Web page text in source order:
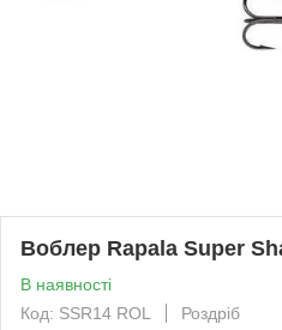
Воблер Rapala Super
В наявності
Код: SSR14 ROL
Роздріб